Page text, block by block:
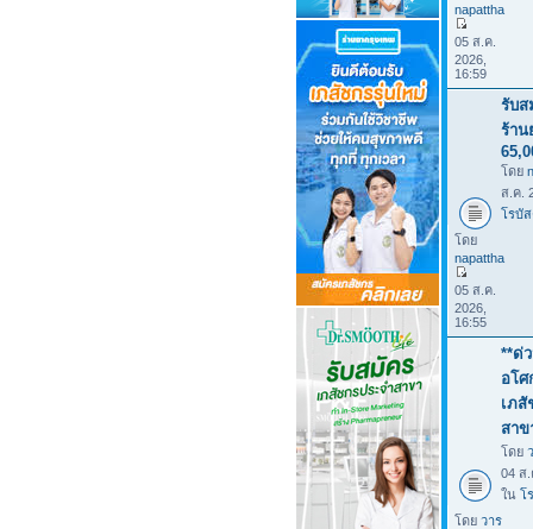
napattha
05 ส.ค.
2026,
16:59
รับส
ร้าน
โดย
ส.ค.
โรบั
โดย
napattha
05 ส.ค.
2026,
16:55
**ด่
อโ
เภสั
สาข
โดย
04 ส.
ใน โ
โดย วาร